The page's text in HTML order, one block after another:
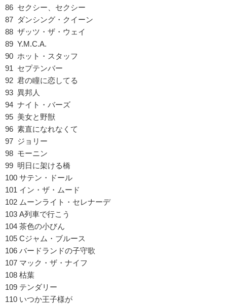
86 セクシー、セクシー
87 ダンシング・クイーン
88 ザッツ・ザ・ウェイ
89 Y.M.C.A.
90 ホット・スタッフ
91 セプテンバー
92 君の瞳に恋してる
93 異邦人
94 ナイト・バーズ
95 美女と野獣
96 素直になれなくて
97 ジョリー
98 モーニン
99 明日に架ける橋
100 サテン・ドール
101 イン・ザ・ムード
102 ムーンライト・セレナーデ
103 A列車で行こう
104 茶色の小びん
105 Cジャム・ブルース
106 バードランドの子守歌
107 マック・ザ・ナイフ
108 枯葉
109 テンダリー
110 いつか王子様が